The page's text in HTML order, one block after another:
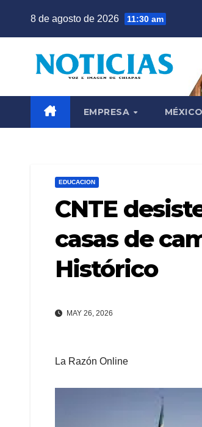
8 de agosto de 2026 11:30 am
EMPRESA MÉXICO
EDUCACION
CNTE
casas de
Histórico
MAY 26, 2026
La Razón Online